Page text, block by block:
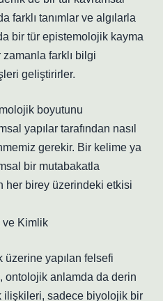
farklı tanımlar ve algılarla
bir tür epistemolojik kayma
farklı bilgi
geliştirirler.
boyutunu
yapılar tarafından nasıl
gerekir. Bir kelime ya
bir mutabakatla
her birey üzerindeki etkisi
ve Kimlik
üzerine yapılan felsefi
ontolojik anlamda da derin
ilişkileri, sadece biyolojik bir